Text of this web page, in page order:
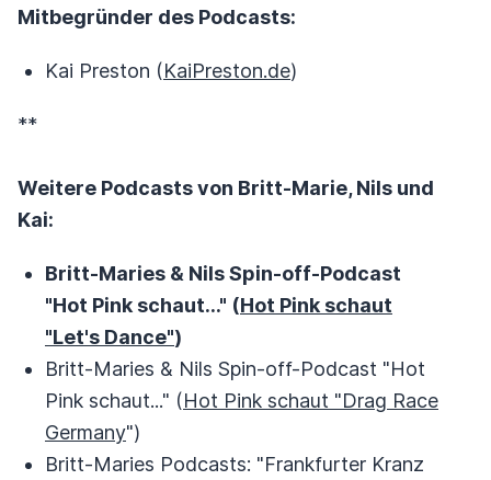
Mitbegründer des Podcasts:
Kai Preston (KaiPreston.de)
**
Weitere Podcasts von Britt-Marie, Nils und
Kai:
Britt-Maries & Nils Spin-off-Podcast
"Hot Pink schaut..." (Hot Pink schaut
"Let's Dance")
Britt-Maries & Nils Spin-off-Podcast "Hot
Pink schaut..." (Hot Pink schaut "Drag Race
Germany")
Britt-Maries Podcasts: "Frankfurter Kranz